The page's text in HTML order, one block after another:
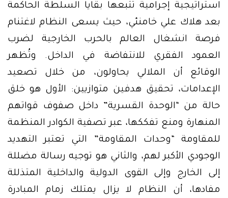
استراتيجية إجرامية تتبعها بقايا السلطة الحاكمة
بعد هلاك علي خامنئي، حيث يسعى النظام لاغتنام
فرصة انشغال العالم بالحرب الخارجية لضرب
العمود الفقري للانتفاضة في الداخل. وتُظهر
الوقائع أن الملالي يحاولون، من خلال تصعيد
الإعدامات، تحقيق هدفين متوازيين: الأول هو خلق
حالة من “الوحدة القسرية” داخل صفوف قواتهم
المنهارة ومنع تفككها، عبر تصفية الكوادر المنظمة
للمقاومة “وحدات المقاومة” التي تعتبر التهديد
الوجودي الأكبر لهم، والثاني هو توجيه رسالة مضللة
إلى الخارج وإلى القوى الدولية والداخلية المتذللة
مفادها، أن النظام لا يزال يمتلك زمام المبادرة